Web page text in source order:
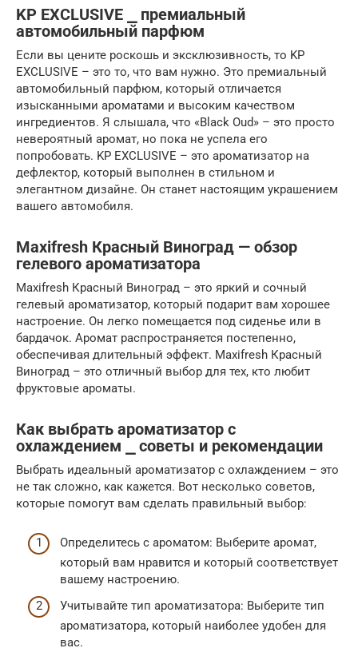
KP EXCLUSIVE ⎯ премиальный
автомобильный парфюм
Если вы цените роскошь и эксклюзивность, то KP
EXCLUSIVE – это то, что вам нужно. Это премиальный
автомобильный парфюм, который отличается
изысканными ароматами и высоким качеством
ингредиентов. Я слышала, что «Black Oud» – это просто
невероятный аромат, но пока не успела его
попробовать. KP EXCLUSIVE – это ароматизатор на
дефлектор, который выполнен в стильном и
элегантном дизайне. Он станет настоящим украшением
вашего автомобиля.
Maxifresh Красный Виноград — обзор
гелевого ароматизатора
Maxifresh Красный Виноград – это яркий и сочный
гелевый ароматизатор, который подарит вам хорошее
настроение. Он легко помещается под сиденье или в
бардачок. Аромат распространяется постепенно,
обеспечивая длительный эффект. Maxifresh Красный
Виноград – это отличный выбор для тех, кто любит
фруктовые ароматы.
Как выбрать ароматизатор с
охлаждением ⎯ советы и рекомендации
Выбрать идеальный ароматизатор с охлаждением – это
не так сложно, как кажется. Вот несколько советов,
которые помогут вам сделать правильный выбор:
Определитесь с ароматом: Выберите аромат,
который вам нравится и который соответствует
вашему настроению.
Учитывайте тип ароматизатора: Выберите тип
ароматизатора, который наиболее удобен для
вас.